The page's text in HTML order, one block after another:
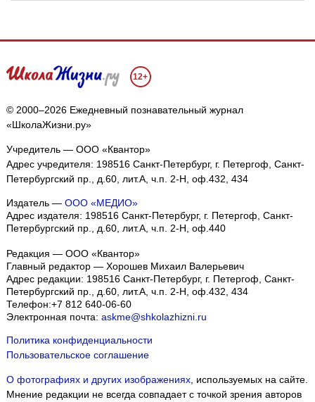
12+
© 2000–2026 Ежедневный познавательный журнал
«ШколаЖизни.ру»
Учредитель — ООО «Квантор»
Адрес учредителя: 198516 Санкт-Петербург, г. Петергоф, Санкт-
Петербургский пр., д.60, лит.А, ч.п. 2-Н, оф.432, 434
Издатель — ООО «МЕДИО»
Адрес издателя: 198516 Санкт-Петербург, г. Петергоф, Санкт-
Петербургский пр., д.60, лит.А, ч.п. 2-Н, оф.440
Редакция — ООО «Квантор»
Главный редактор — Хорошев Михаил Валерьевич
Адрес редакции: 198516 Санкт-Петербург, г. Петергоф Санкт-
Петербургский пр., д.60, лит.А, ч.п. 2-Н, оф.432, 434
Телефон:+7 812 640-06-60
Электронная почта: askme@shkolazhizni.ru
Политика конфиденциальности
Пользовательское соглашение
О фотографиях и других изображениях, используемых на сайте.
Мнение редакции не всегда совпадает с точкой зрения авторов